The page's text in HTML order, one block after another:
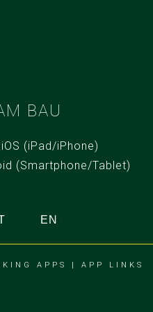
BAU
(iPad/iPhone)
(Smartphone/Tablet)
EN
APPS | APP LINKS